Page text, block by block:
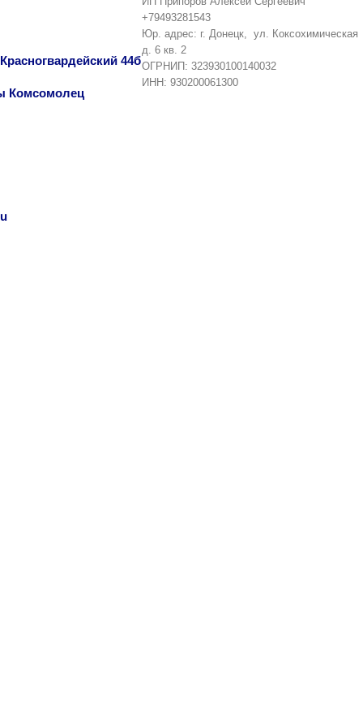
44б
Комсомолец
+79493281543
Юр. адрес: г. Донецк, ул. Коксохимическая
д. 6 кв. 2
ОГРНИП: 323930100140032
ИНН: 930200061300